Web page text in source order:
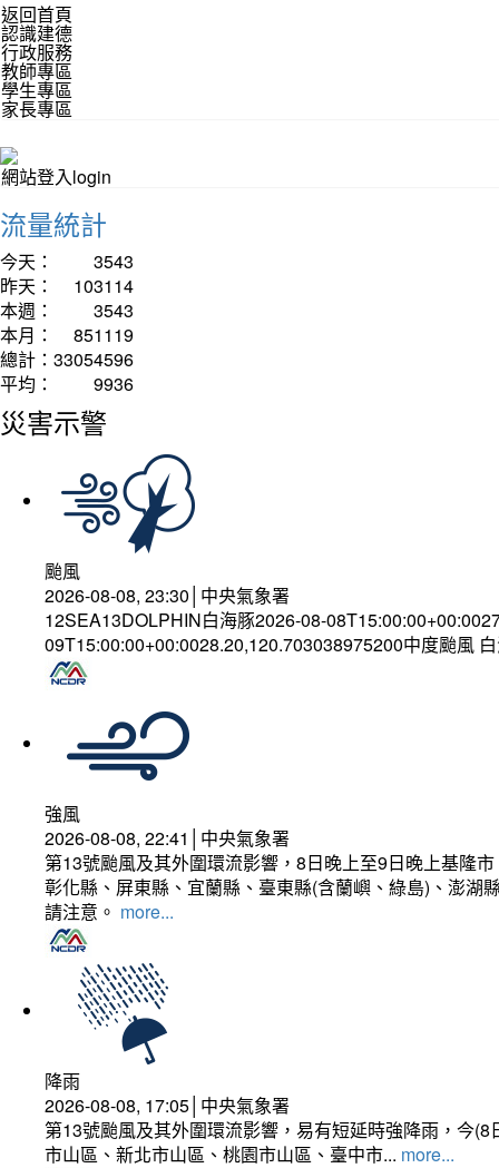
返回首頁
認識建德
行政服務
教師專區
學生專區
家長專區
網站登入login
流量統計
今天：
3543
昨天：
103114
本週：
3543
本月：
851119
總計： 33054596
平均：
9936
災害示警
颱風
2026-08-08, 23:30│中央氣象署
12SEA13DOLPHIN白海豚2026-08-
09T15:00:00+00:0028.20,120.703038975200中度颱風
強風
2026-08-08, 22:41│中央氣象署
第13號颱風及其外圍環流影響，8日晚上至9日晚上基隆
彰化縣、屏東縣、宜蘭縣、臺東縣(含蘭嶼、綠島)、澎湖
請注意。 more...
降雨
2026-08-08, 17:05│中央氣象署
第13號颱風及其外圍環流影響，易有短延時強降雨，今
市山區、新北市山區、桃園市山區、臺中市... more...